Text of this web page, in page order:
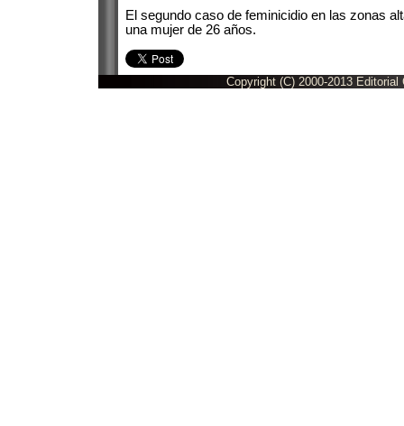
El segundo caso de feminicidio en las zonas
una mujer de 26 años.
Copyright (C) 2000-2013